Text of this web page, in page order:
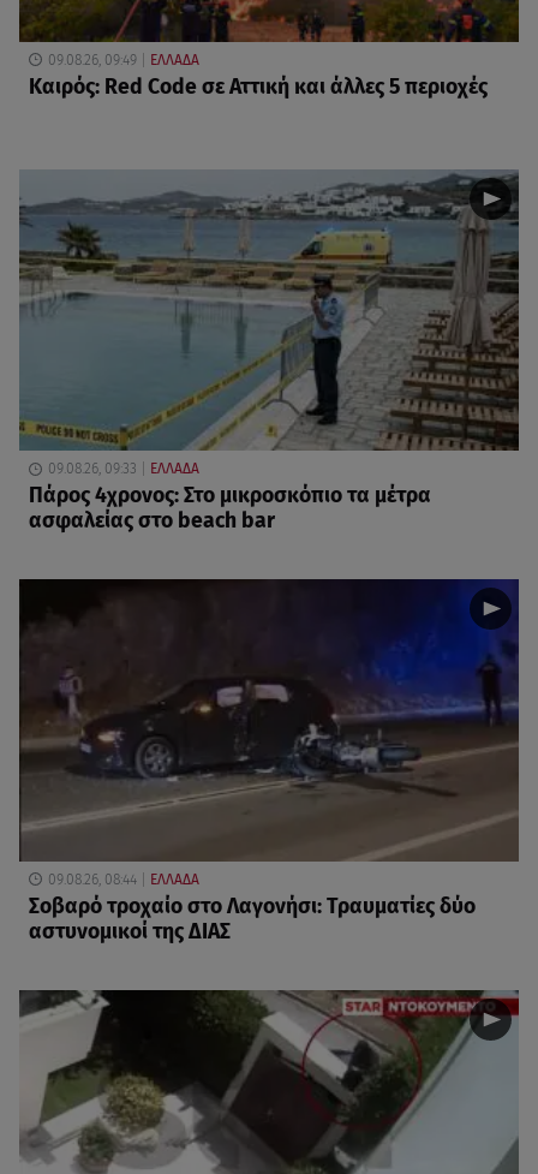
09.08.26, 09:49 ΕΛΛΑΔΑ
Καιρός: Red Code σε Αττική και άλλες 5 περιοχές
09.08.26, 09:33 ΕΛΛΑΔΑ
Πάρος 4χρονος: Στο μικροσκόπιο τα μέτρα
ασφαλείας στο beach bar
09.08.26, 08:44 ΕΛΛΑΔΑ
Σοβαρό τροχαίο στο Λαγονήσι: Τραυματίες δύο
αστυνομικοί της ΔΙΑΣ